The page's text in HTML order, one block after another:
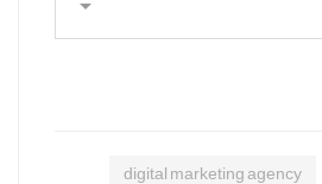
digital marketing agency